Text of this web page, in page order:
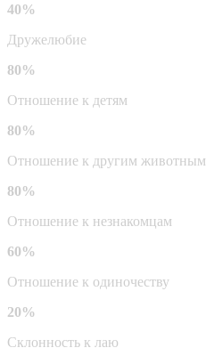
40%
Дружелюбие
80%
Отношение к детям
80%
Отношение к другим животным
80%
Отношение к незнакомцам
60%
Отношение к одиночеству
20%
Склонность к лаю